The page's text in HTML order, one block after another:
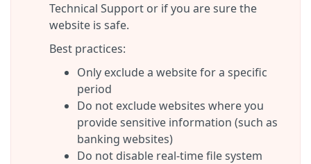
Technical Support or if you are sure the
website is safe.
Best practices:
Only exclude a website for a specific
period
Do not exclude websites where you
provide sensitive information (such as
banking websites)
Do not disable real-time file system